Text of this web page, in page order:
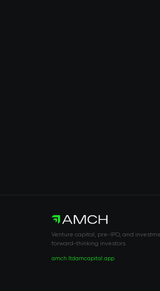
Venture capital, pre-IPO, and
forward-thinking investors.
amch.ltdamcapital.app